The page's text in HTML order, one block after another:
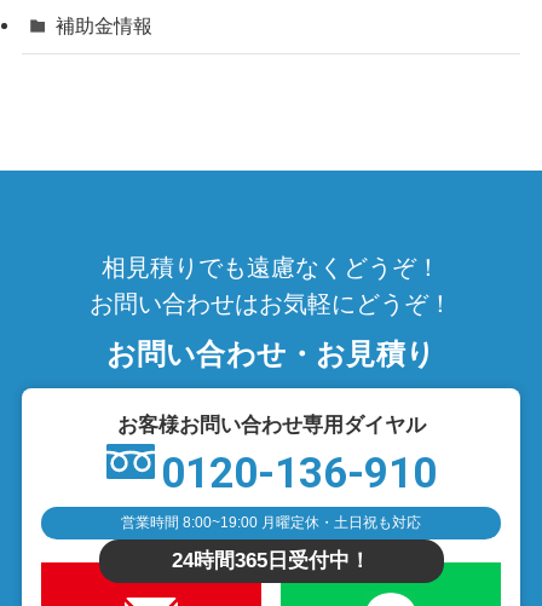
補助金情報
相見積りでも遠慮なくどうぞ！
お問い合わせはお気軽にどうぞ！
お問い合わせ・お見積り
お客様お問い合わせ専用ダイヤル
0120-136-910
営業時間 8:00~19:00 月曜定休・土日祝も対応
24時間365日受付中！